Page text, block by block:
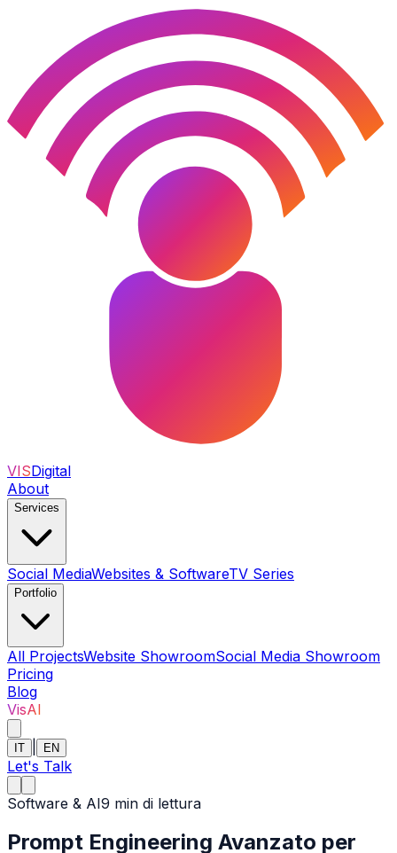
VISDigital
About
Services
Social MediaWebsites & SoftwareTV Series
Portfolio
All ProjectsWebsite ShowroomSocial Media Showroom
Pricing
Blog
VisAI
IT EN
Let's Talk
Software & AI9 min di lettura
Prompt Engineering Avanzato per